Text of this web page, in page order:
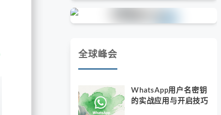
全球峰会
WhatsApp用户名密钥
的实战应用与开启技巧